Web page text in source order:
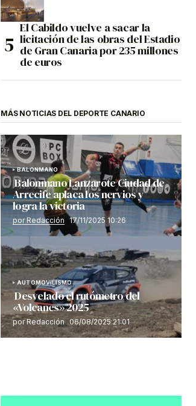
El Cabildo vuelve a sacar la
licitación de las obras del Estadio
de Gran Canaria por 235 millones
de euros
MÁS NOTICIAS DEL DEPORTE CANARIO
BALONMANO
Balonmano Lanzarote Ciudad de
Arrecife aplaca los nervios y
logra la victoria
por Redacción 17/11/2025 10:26
AUTOMOVILISMO
Desvelado el rutómetro del
«Volcanes» 2025
por Redacción 06/08/2025 21:01